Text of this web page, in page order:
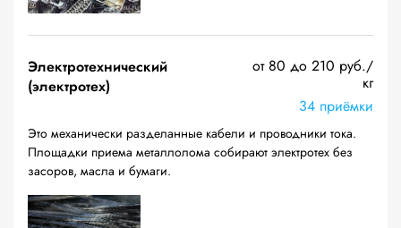
Электротехнический
(электротех)
от 80 до 210 руб./
кг
34 приёмки
Это механически разделанные кабели и проводники тока.
Площадки приема металлолома собирают электротех без
засоров, масла и бумаги.